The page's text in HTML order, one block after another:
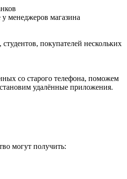
менеджеров магазина
покупателей нескольких
со старого телефона, поможем
удалённые приложения.
могут получить: